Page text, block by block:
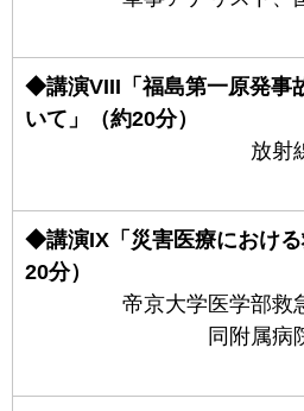
◆講演VIII「福島第一原発事
いて」（約20分）
放射
◆講演IX「災害医療におけ
20分）
帝京大学医学部救
同附属病